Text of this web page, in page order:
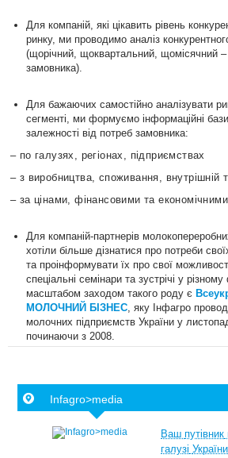
Для компаній, які цікавить рівень
ринку, ми проводимо аналіз
(щорічний, щоквартальний, щомісячний –
замовника).
Для бажаючих самостійно аналізувати
сегменті, ми формуємо інформаційні
залежності від потреб замовника:
– по галузях, регіонах, підприємствах
– з виробництва, споживання, внутрішній
– за цінами, фінансовими та
Для компаній-партнерів
хотіли більше дізнатися про потреби
та проінформувати їх про свої
спеціальні семінари та зустрічі у
масштабом заходом такого роду є
МОЛОЧНИЙ БІЗНЕС, яку Інфагро
молочних підприємств України у
починаючи з 2008.
Infagro>media
Ваш путівник
галузі України